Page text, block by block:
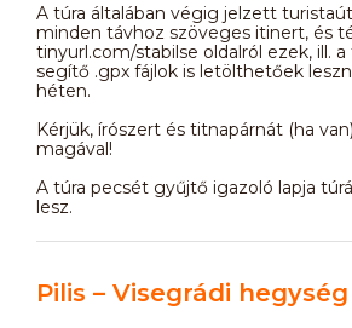
A túra általában végig jelzett
minden távhoz szöveges itinert, és
tinyurl.com/stabilse oldalról ezek, ill.
segítő .gpx fájlok is letölthetőek
héten.
Kérjük, írószert és titnapárnát (ha
magával!
A túra pecsét gyűjtő igazoló lapja
lesz.
Pilis – Visegrádi